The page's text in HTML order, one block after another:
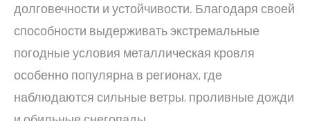
долговечности и устойчивости. Благодаря своей
способности выдерживать экстремальные
погодные условия металлическая кровля
особенно популярна в регионах, где
наблюдаются сильные ветры, проливные дожди